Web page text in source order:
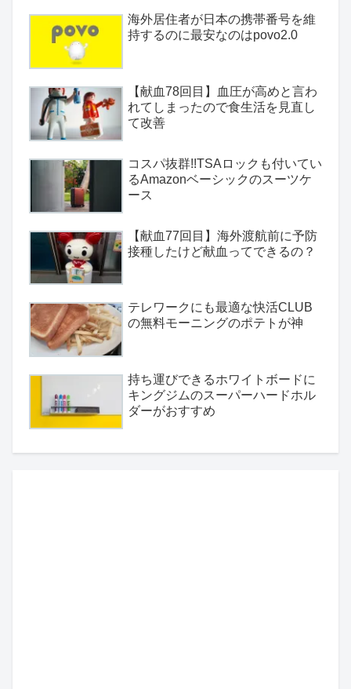
海外居住者が日本の携帯番号を維
持するのに最安なのはpovo2.0
【献血78回目】血圧が高めと言わ
れてしまったので食生活を見直し
て改善
コスパ抜群!!TSAロックも付いてい
るAmazonベーシックのスーツケ
ース
【献血77回目】海外渡航前に予防
接種したけど献血ってできるの？
テレワークにも最適な快活CLUB
の無料モーニングのポテトが神
持ち運びできるホワイトボードに
キングジムのスーパーハードホル
ダーがおすすめ